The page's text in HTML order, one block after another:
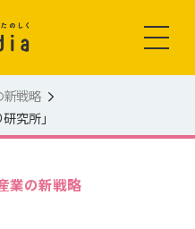
新戦略
究所」
業の新戦略